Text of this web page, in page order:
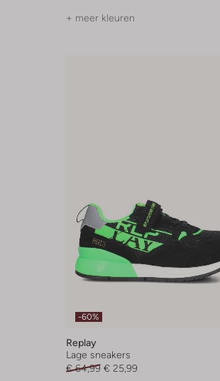
+ meer kleuren
-60%
Replay
Lage sneakers
€ 64,99 € 25,99